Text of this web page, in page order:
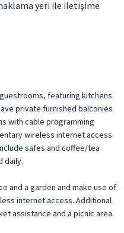
yeri ile iletişime
featuring kitchens
private furnished balconies
with cable programming
wireless internet access
safes and coffee/tea
daily.
and a garden and make use of
internet access. Additional
assistance and a picnic area.